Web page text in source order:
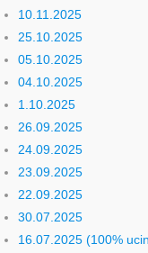
10.11.2025
25.10.2025
05.10.2025
04.10.2025
1.10.2025
26.09.2025
24.09.2025
23.09.2025
22.09.2025
30.07.2025
16.07.2025 (100%